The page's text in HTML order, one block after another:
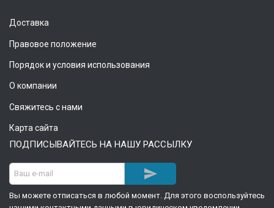
Доставка
Правовое положение
Порядок и условия использования
О компании
Свяжитесь с нами
Карта сайта
ПОДПИСЫВАЙТЕСЬ НА НАШУ РАССЫЛКУ

Вы можете отписаться в любой момент. Для этого воспользуйтесь